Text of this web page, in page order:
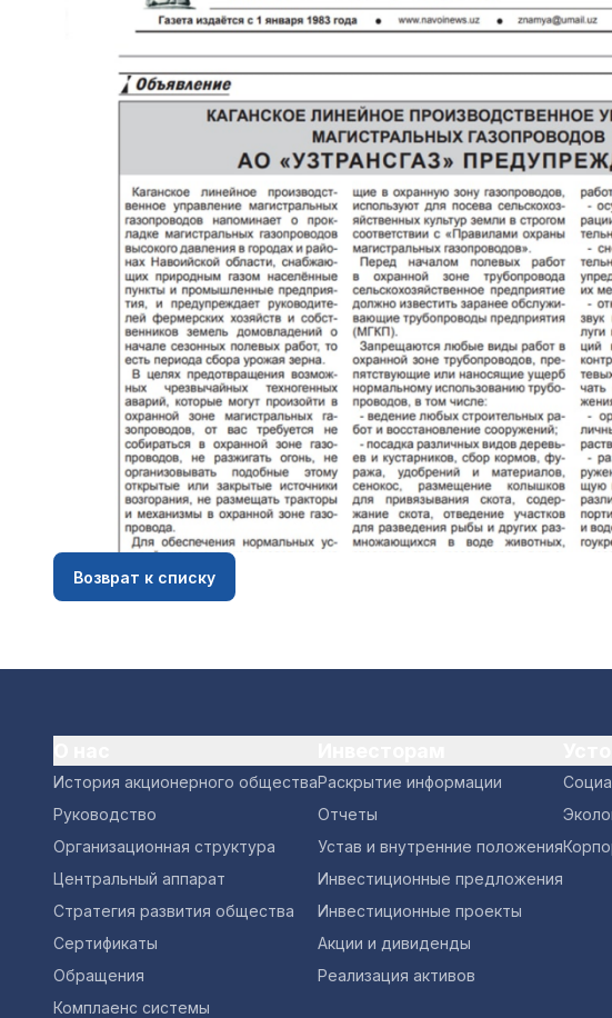
Возврат к списку
История акционерного общества
Руководство
Организационная структура
Центральный аппарат
Стратегия развития общества
Сертификаты
Обращения
Комплаенс системы
Раскрытие информации
Отчеты
Устав и внутренние положения
Инвестиционные предложения
Инвестиционные проекты
Акции и дивиденды
Реализация активов